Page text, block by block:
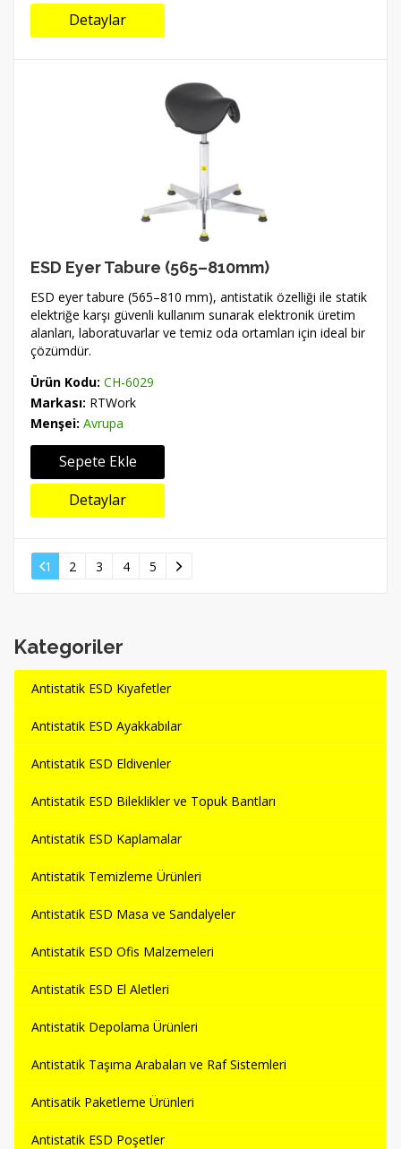
Detaylar
ESD Eyer Tabure (565–810mm)
ESD eyer tabure (565–810 mm), antistatik özelliği ile statik
elektriğe karşı güvenli kullanım sunarak elektronik üretim
alanları, laboratuvarlar ve temiz oda ortamları için ideal bir
çözümdür.
Ürün Kodu: CH-6029
Markası: RTWork
Menşei: Avrupa
Sepete Ekle
Detaylar
1 2 3 4 5
Kategoriler
Antistatik ESD Kıyafetler
Antistatik ESD Ayakkabılar
Antistatik ESD Eldivenler
Antistatik ESD Bileklikler ve Topuk Bantları
Antistatik ESD Kaplamalar
Antistatik Temizleme Ürünleri
Antistatik ESD Masa ve Sandalyeler
Antistatik ESD Ofis Malzemeleri
Antistatik ESD El Aletleri
Antistatik Depolama Ürünleri
Antistatik Taşıma Arabaları ve Raf Sistemleri
Antisatik Paketleme Ürünleri
Antistatik ESD Poşetler